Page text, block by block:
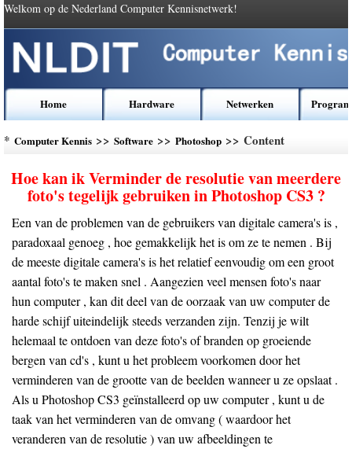
Welkom op de Nederland Computer Kennisnetwerk!
Home Hardware Netwerken
* Computer Kennis >> Software >> Photoshop >> Content
Hoe kan ik Verminder de resolutie van meerdere
foto's tegelijk gebruiken in Photoshop CS3 ?
Een van de problemen van de gebruikers van digitale camera's is ,
paradoxaal genoeg , hoe gemakkelijk het is om ze te nemen . Bij
de meeste digitale camera's is het relatief eenvoudig om een ​​groot
aantal foto's te maken snel . Aangezien veel mensen foto's naar
hun computer , kan dit deel van de oorzaak van uw computer de
harde schijf uiteindelijk steeds verzanden zijn. Tenzij je wilt
helemaal te ontdoen van deze foto's of branden op groeiende
bergen van cd's , kunt u het probleem voorkomen door het
verminderen van de grootte van de beelden wanneer u ze opslaat .
Als u Photoshop CS3 geïnstalleerd op uw computer , kunt u de
taak van het verminderen van de omvang ( waardoor het
veranderen van de resolutie ) van uw afbeeldingen te